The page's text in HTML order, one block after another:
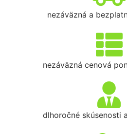
nezáväzná a
nezáväzná cenová
dlhoročné skúsenosti